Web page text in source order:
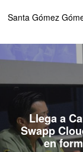
Santa Gómez
Llega a
Swapp
en